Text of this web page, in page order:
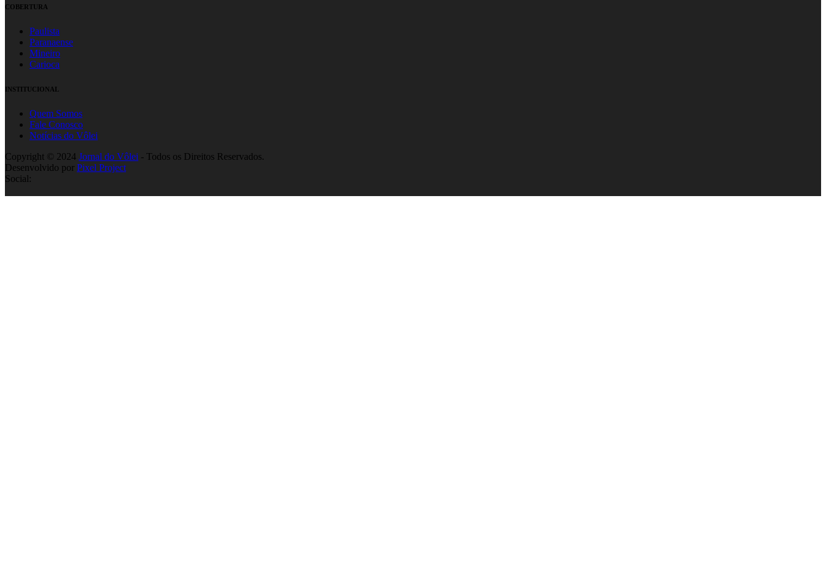
COBERTURA
Paulista
Paranaense
Mineiro
Carioca
INSTITUCIONAL
Quem Somos
Fale Conosco
Notícias do Vôlei
Copyright © 2024 Jornal do Vôlei - Todos os Direitos Reservados.
Desenvolvido por Pixel Project
Social: